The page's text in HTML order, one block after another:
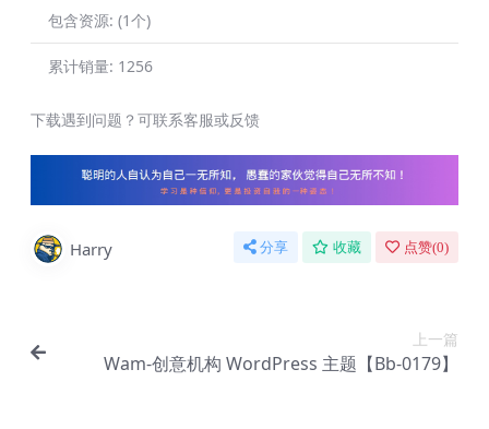
包含资源: (1个)
累计销量: 1256
下载遇到问题？可联系客服或反馈
Harry 分享 收藏 点赞(0)
上一篇
Wam-创意机构 WordPress 主题【Bb-0179】